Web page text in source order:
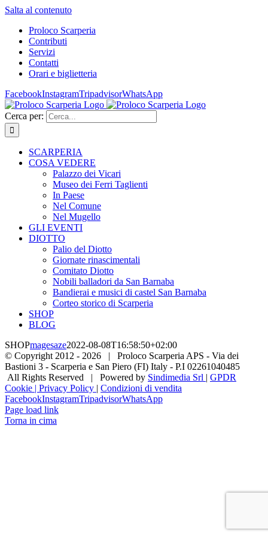
Salta al contenuto
Proloco Scarperia
Contributi
Servizi
Contatti
Orari e biglietteria
FacebookInstagramTripadvisorWhatsApp
Cerca per:
SCARPERIA
COSA VEDERE
Palazzo dei Vicari
Museo dei Ferri Taglienti
In Paese
Nel Comune
Nel Mugello
GLI EVENTI
DIOTTO
Palio del Diotto
Giornate rinascimentali
Comitato Diotto
Nobili balladori da San Barnaba
Bandierai e musici di castel San Barnaba
Corteo storico di Scarperia
SHOP
BLOG
SHOPmagesaze2022-08-08T16:58:50+02:00
© Copyright 2012 - 2026 | Proloco Scarperia APS - Via dei
Bastioni 3 - Scarperia e San Piero (FI) Italy - P.I 02261040485
All Rights Reserved | Powered by Sindimedia Srl | GPDR
Cookie | Privacy Policy | Condizioni di vendita
FacebookInstagramTripadvisorWhatsApp
Page load link
Torna in cima